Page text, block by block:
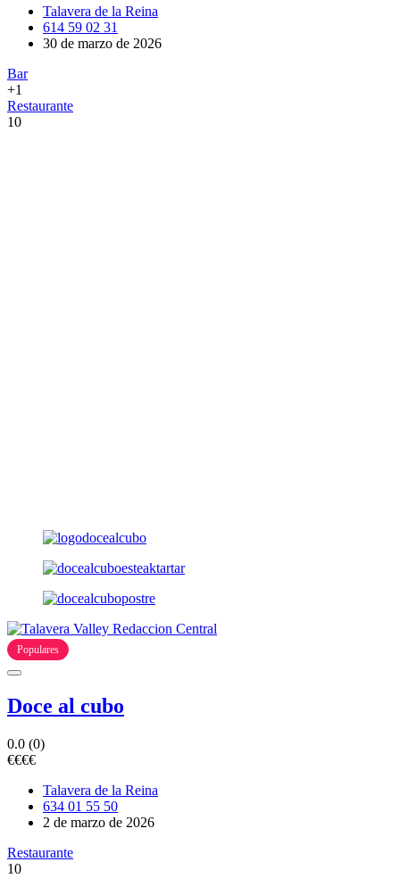
Talavera de la Reina
614 59 02 31
30 de marzo de 2026
Bar
+1
Restaurante
10
Populares
Doce al cubo
0.0 (0)
€€€€
Talavera de la Reina
634 01 55 50
2 de marzo de 2026
Restaurante
10